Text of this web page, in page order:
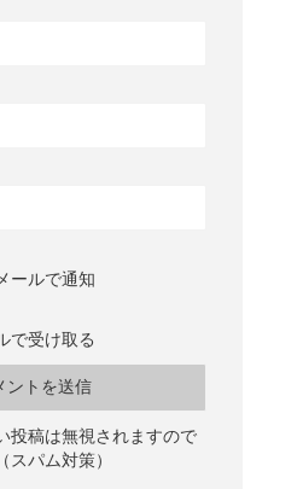
ールで通知
で受け取る
投稿は無視されますので
スパム対策）